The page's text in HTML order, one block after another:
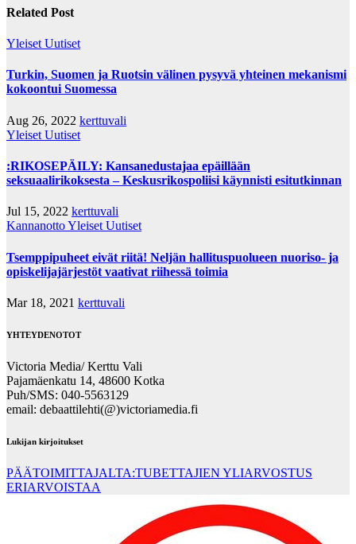
Related Post
Yleiset Uutiset
Turkin, Suomen ja Ruotsin välinen pysyvä yhteinen mekanismi
kokoontui Suomessa
Aug 26, 2022 kerttuvali
Yleiset Uutiset
:RIKOSEPÄILY: Kansanedustajaa epäillään
seksuaalirikoksesta – Keskusrikospoliisi käynnisti esitutkinnan
Jul 15, 2022 kerttuvali
KannanottoYleiset Uutiset
Tsemppipuheet eivät riitä! Neljän hallituspuolueen nuoriso- ja
opiskelijajärjestöt vaativat riihessä toimia
Mar 18, 2021 kerttuvali
YHTEYDENOTOT
Victoria Media/ Kerttu Vali
Pajamäenkatu 14, 48600 Kotka
Puh/SMS: 040-5563129
email: debaattilehti(@)victoriamedia.fi
Lukijan kirjoitukset
PÄÄTOIMITTAJALTA:TUBETTAJIEN YLIARVOSTUS
ERIARVOISTAA